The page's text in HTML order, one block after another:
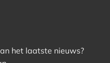
het laatste nieuws?